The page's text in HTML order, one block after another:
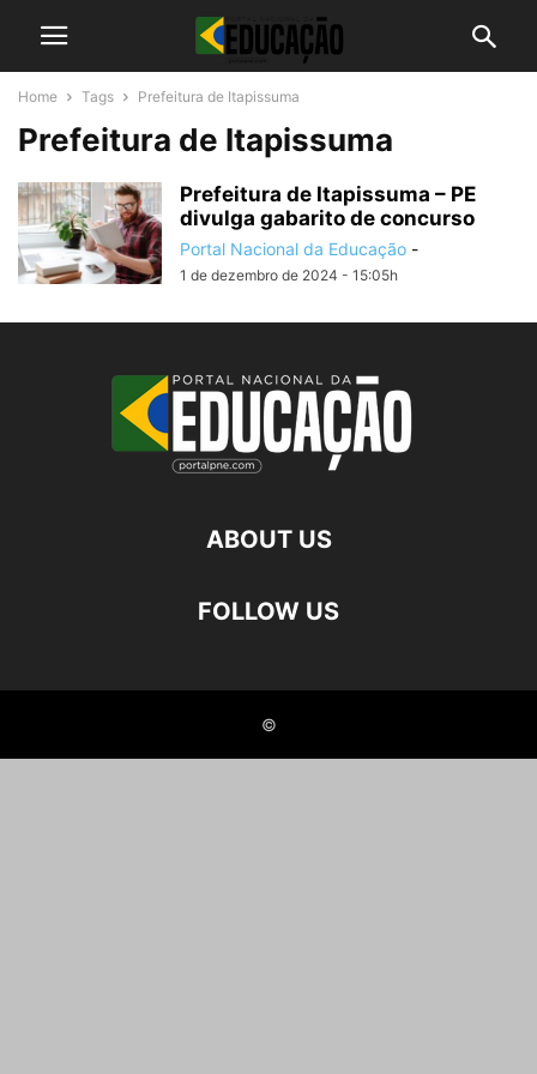
Home Tags Prefeitura de Itapissuma
Prefeitura de Itapissuma
Prefeitura de Itapissuma – PE
divulga gabarito de concurso
Portal Nacional da Educação -
1 de dezembro de 2024 - 15:05h
ABOUT US
FOLLOW US
©